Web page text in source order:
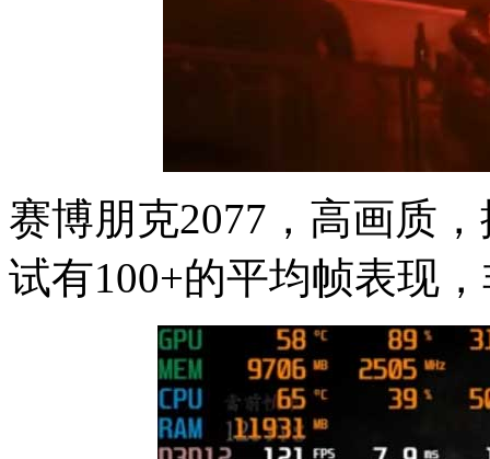
赛博朋克2077，高画质
试有100+的平均帧表现